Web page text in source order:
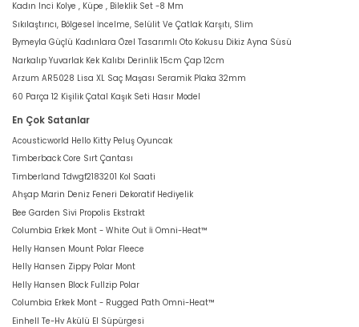
Kadın Inci Kolye , Küpe , Bileklik Set -8 Mm
Sıkılaştırıcı, Bölgesel İncelme, Selülit Ve Çatlak Karşıtı, Slim
Bymeyla Güçlü Kadınlara Özel Tasarımlı Oto Kokusu Dikiz Ayna Süsü
Narkalıp Yuvarlak Kek Kalıbı Derinlik 15cm Çap 12cm
Arzum AR5028 Lisa XL Saç Maşası Seramik Plaka 32mm
60 Parça 12 Kişilik Çatal Kaşık Seti Hasır Model
En Çok Satanlar
Acousticworld Hello Kitty Peluş Oyuncak
Timberback Core Sırt Çantası
Timberland Tdwgf2183201 Kol Saati
Ahşap Marin Deniz Feneri Dekoratif Hediyelik
Bee Garden Sivi Propolis Ekstrakt
Columbia Erkek Mont - White Out İi Omni-Heat™
Helly Hansen Mount Polar Fleece
Helly Hansen Zippy Polar Mont
Helly Hansen Block Fullzip Polar
Columbia Erkek Mont - Rugged Path Omni-Heat™
Einhell Te-Hv Akülü El Süpürgesi